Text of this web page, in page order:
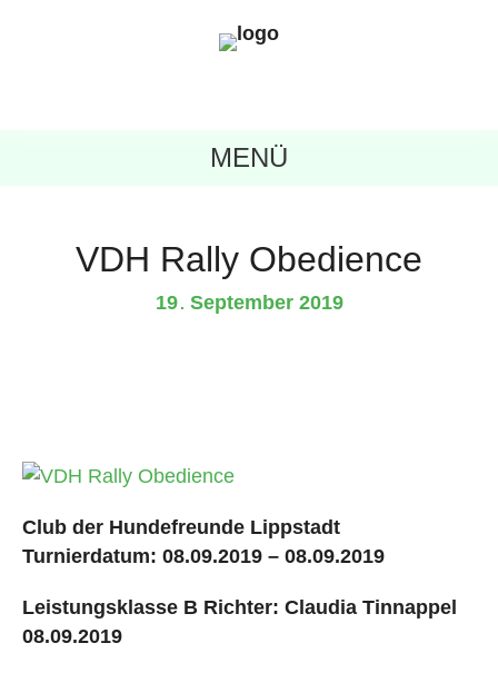
MENÜ
VDH Rally Obedience
19 . September 2019
Club der Hundefreunde Lippstadt
Turnierdatum: 08.09.2019 – 08.09.2019
Leistungsklasse B Richter: Claudia Tinnappel
08.09.2019